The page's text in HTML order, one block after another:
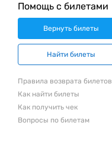
Помощь с билетами
Вернуть билеты
Найти билеты
Правила возврата билетов
Как найти билеты
Как получить чек
Вопросы по билетам